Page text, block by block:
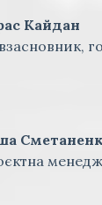
Кайдан